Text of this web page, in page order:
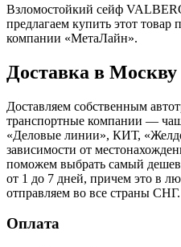
Взломостойкий сейф
предлагаем купить этот
компании «МетаЛайн».
Доставка в Москву
Доставляем собственным
транспортные компании —
«Деловые линии», КИТ,
зависимости от
поможем выбрать самый
от 1 до 7 дней, причем это в
отправляем во все страны СНГ.
Оплата